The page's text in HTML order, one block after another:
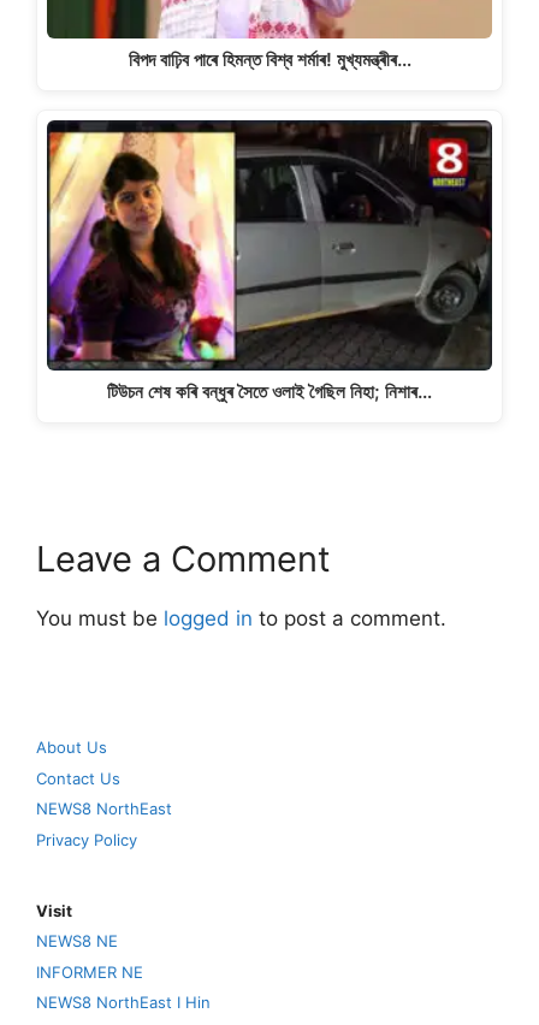
বিপদ বাঢ়িব পাৰে হিমন্ত বিশ্ব শৰ্মাৰ! মুখ্যমন্ত্ৰীৰ…
টিউচন শেষ কৰি বন্ধুৰ সৈতে ওলাই গৈছিল নিহা; নিশাৰ…
Leave a Comment
You must be logged in to post a comment.
About Us
Contact Us
NEWS8 NorthEast
Privacy Policy
Visit
NEWS8 NE
INFORMER NE
NEWS8 NorthEast I Hin